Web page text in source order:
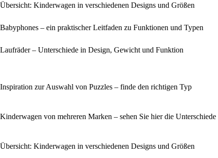
Übersicht: Kinderwagen in verschiedenen Designs und Größen
Babyphones – ein praktischer Leitfaden zu Funktionen und Typen
Laufräder – Unterschiede in Design, Gewicht und Funktion
Inspiration zur Auswahl von Puzzles – finde den richtigen Typ
Kinderwagen von mehreren Marken – sehen Sie hier die Unterschiede
Übersicht: Kinderwagen in verschiedenen Designs und Größen